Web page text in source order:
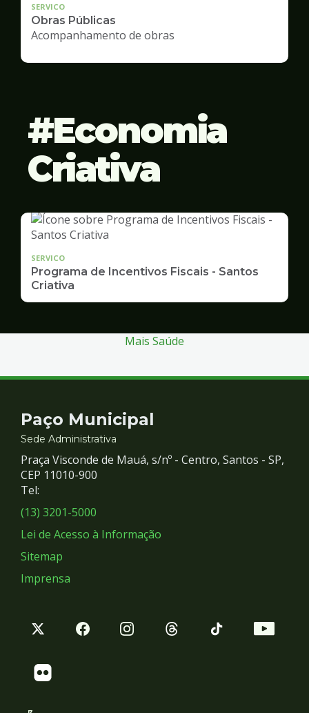
SERVICO
Obras Públicas
Acompanhamento de obras
Economia
Criativa
SERVICO
Programa de Incentivos Fiscais - Santos
Criativa
Mais Saúde
Contato
e
Redes
Sociais
Paço Municipal
Sede Administrativa
Praça Visconde de Mauá, s/nº - Centro, Santos - SP,
CEP 11010-900
Tel:
(13) 3201-5000
Lei de Acesso à Informação
Sitemap
Imprensa